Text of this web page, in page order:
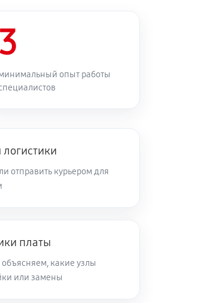
3
опыт работы
отправить курьером для
платы
какие узлы
или замены